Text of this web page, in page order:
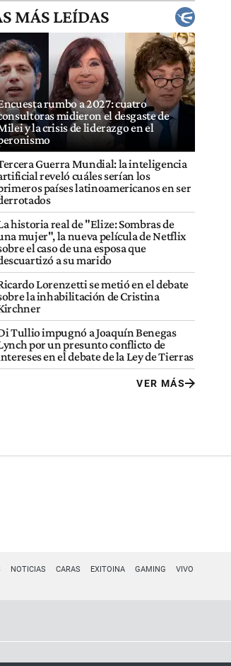
MÁS LEÍDAS
rumbo a 2027: cuatro
midieron el desgaste de
y la crisis de liderazgo en el
Guerra Mundial: la inteligencia
reveló cuáles serían los
países latinoamericanos en ser
historia real de "Elize: Sombras de
mujer", la nueva película de Netflix
el caso de una esposa que
a su marido
Lorenzetti se metió en el debate
la inhabilitación de Cristina
Tullio impugnó a Joaquín Benegas
por un presunto conflicto de
en el debate de la Ley de Tierras
VER MÁS
NOTICIAS CARAS EXITOINA GAMING VIVO